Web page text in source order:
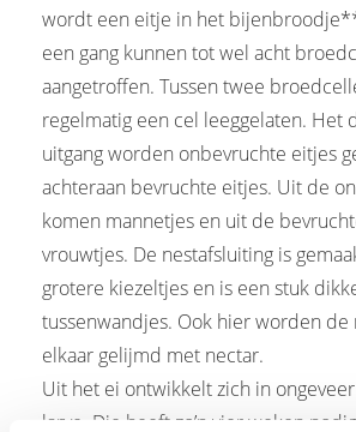
wordt een eitje in het
een gang kunnen tot wel acht
aangetroffen. Tussen twee
regelmatig een cel leeggelaten. Het
uitgang worden onbevruchte eitjes
achteraan bevruchte eitjes. Uit de
komen mannetjes en uit de
vrouwtjes. De nestafsluiting is
grotere kiezeltjes en is een stuk
tussenwandjes. Ook hier worden de
elkaar gelijmd met nectar.
Uit het ei ontwikkelt zich in
larve. Die heeft zo’n vier weken